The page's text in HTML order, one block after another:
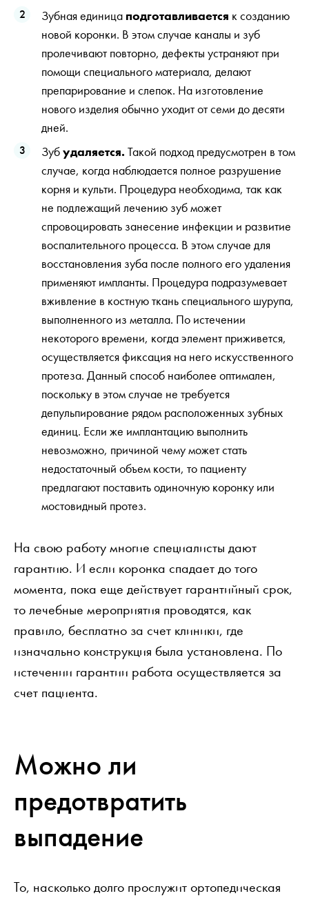
Зубная единица подготавливается к созданию
новой коронки. В этом случае каналы и зуб
пролечивают повторно, дефекты устраняют при
помощи специального материала, делают
препарирование и слепок. На изготовление
нового изделия обычно уходит от семи до десяти
дней.
Зубудаляется. Такой подход предусмотрен в том
случае, когда наблюдается полное разрушение
корня и культи. Процедура необходима, так как
не подлежащий лечению зуб может
спровоцировать занесение инфекции и развитие
воспалительного процесса. В этом случае для
восстановления зуба после полного его удаления
применяют импланты. Процедура подразумевает
вживление в костную ткань специального шурупа,
выполненного из металла. По истечении
некоторого времени, когда элемент приживется,
осуществляется фиксация на него искусственного
протеза. Данный способ наиболее оптимален,
поскольку в этом случае не требуется
депульпирование рядом расположенных зубных
единиц. Если же имплантацию выполнить
невозможно, причиной чему может стать
недостаточный объем кости, то пациенту
предлагают поставить одиночную коронку или
мостовидный протез.
На свою работу многие специалисты дают
гарантию. И если коронка спадает до того
момента, пока еще действует гарантийный срок,
то лечебные мероприятия проводятся, как
правило, бесплатно за счет клиники, где
изначально конструкция была установлена. По
истечении гарантии работа осуществляется за
счет пациента.
Можно ли
предотвратить
выпадение
То, насколько долго прослужит ортопедическая